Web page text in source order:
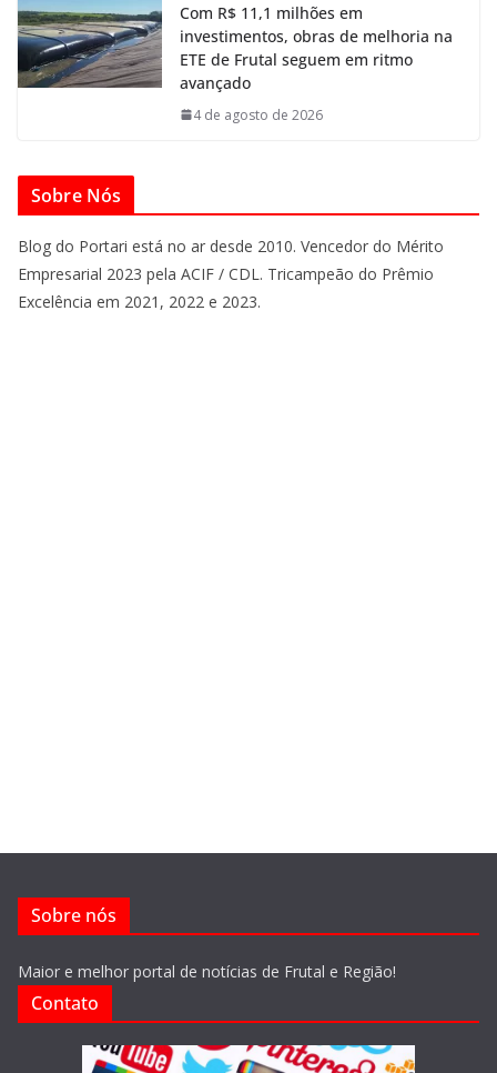
Com R$ 11,1 milhões em
investimentos, obras de melhoria na
ETE de Frutal seguem em ritmo
avançado
4 de agosto de 2026
Sobre Nós
Blog do Portari está no ar desde 2010. Vencedor do Mérito
Empresarial 2023 pela ACIF / CDL. Tricampeão do Prêmio
Excelência em 2021, 2022 e 2023.
Sobre nós
Maior e melhor portal de notícias de Frutal e Região!
Contato